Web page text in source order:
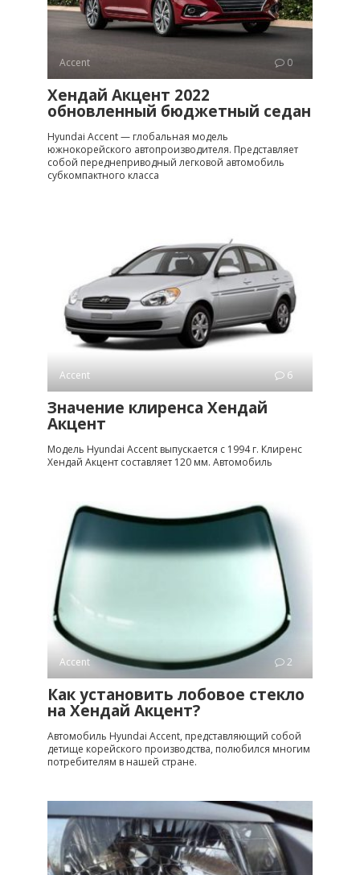
Accent 0
Хендай Акцент 2022
обновленный бюджетный седан
Hyundai Accent — глобальная модель
южнокорейского автопроизводителя. Представляет
собой переднеприводный легковой автомобиль
субкомпактного класса
Accent 6
Значение клиренса Хендай
Акцент
Модель Hyundai Accent выпускается с 1994 г. Клиренс
Хендай Акцент составляет 120 мм. Автомобиль
Accent 2
Как установить лобовое стекло
на Хендай Акцент?
Автомобиль Hyundai Accent, представляющий собой
детище корейского производства, полюбился многим
потребителям в нашей стране.